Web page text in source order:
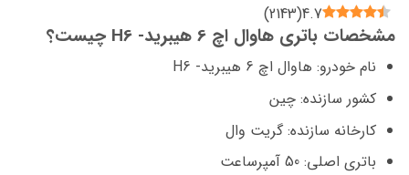
4.7
(
2143
)
مشخصات باتری هاوال اچ 6 هیبرید- H6 چیست؟
نام خودرو: هاوال اچ 6 هیبرید- H6
کشور سازنده: چین
کارخانه سازنده: گریت وال
باتری اصلی: 50 آمپرساعت